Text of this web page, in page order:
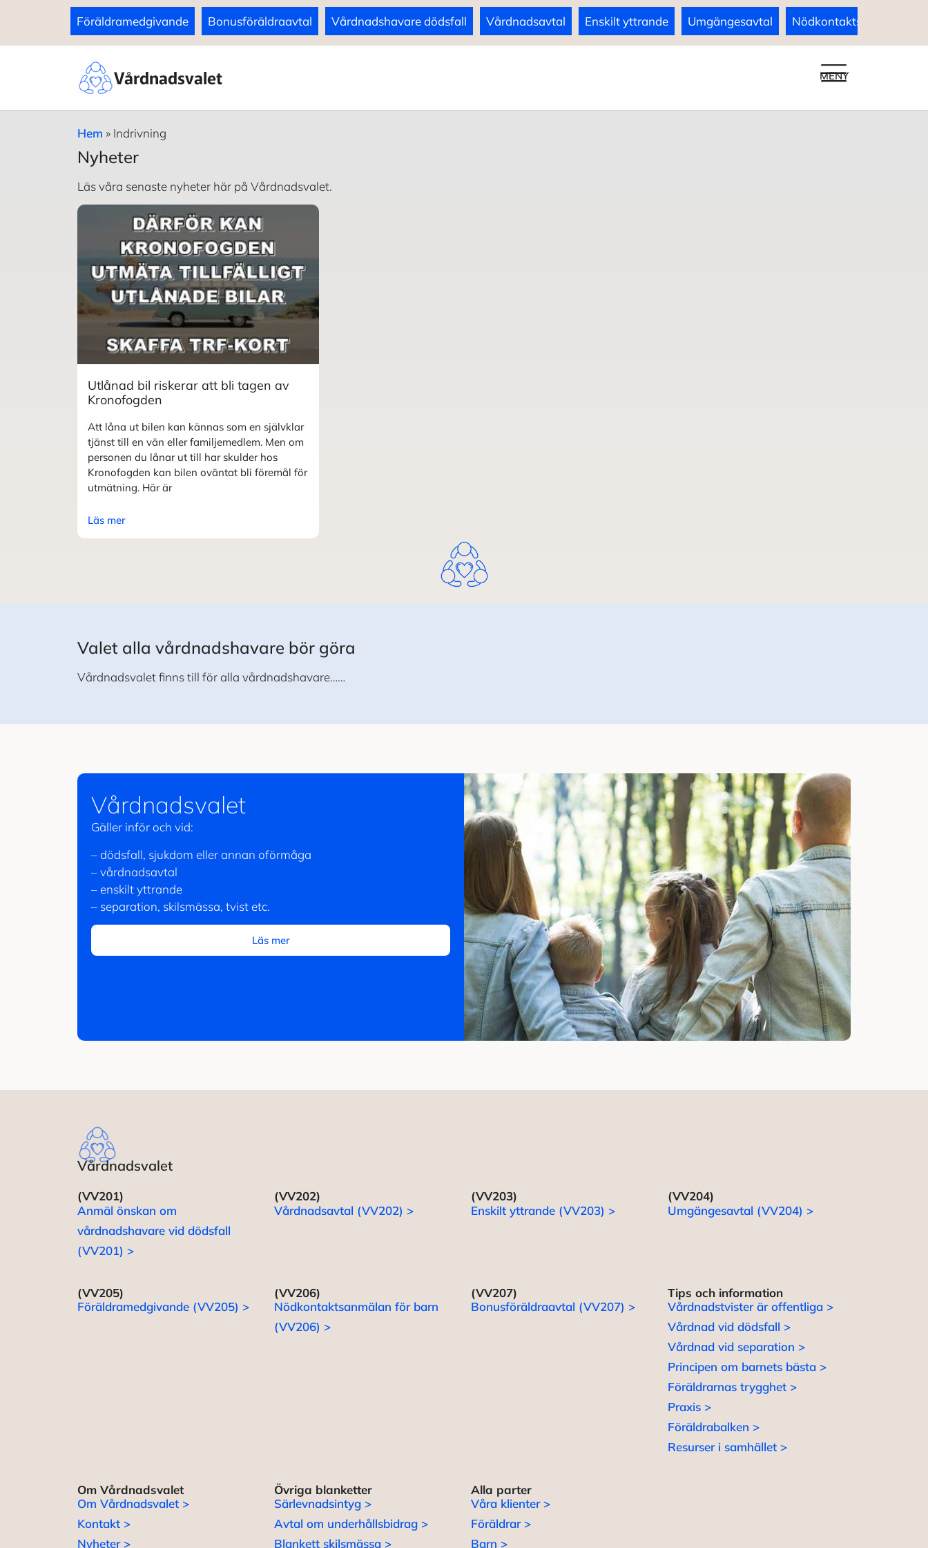
Föräldramedgivande Bonusföräldraavtal Vårdnadshavare dödsfall Vårdnadsavtal Enskilt yttrande Umgängesavtal Nödkontaktsanmälan
Vårdnadsvalet MENY
Hem » Indrivning
Nyheter
Läs våra senaste nyheter här på Vårdnadsvalet.
Utlånad bil riskerar att bli tagen av
Kronofogden
Att låna ut bilen kan kännas som en självklar
tjänst till en vän eller familjemedlem. Men om
personen du lånar ut till har skulder hos
Kronofogden kan bilen oväntat bli föremål för
utmätning. Här är
Läs mer
Valet alla vårdnadshavare bör göra
Vårdnadsvalet finns till för alla vårdnadshavare……
Vårdnadsvalet
Gäller inför och vid:
– dödsfall, sjukdom eller annan oförmåga
– vårdnadsavtal
– enskilt yttrande
– separation, skilsmässa, tvist etc.
Läs mer
Vårdnadsvalet
(VV201)
Anmäl önskan om
vårdnadshavare vid dödsfall
(VV201) >
(VV202)
Vårdnadsavtal (VV202) >
(VV203)
Enskilt yttrande (VV203) >
(VV204)
Umgängesavtal (VV204) >
(VV205)
Föräldramedgivande (VV205) >
(VV206)
Nödkontaktsanmälan för barn
(VV206) >
(VV207)
Bonusföräldraavtal (VV207) >
Tips och information
Vårdnadstvister är offentliga >
Vårdnad vid dödsfall >
Vårdnad vid separation >
Principen om barnets bästa >
Föräldrarnas trygghet >
Praxis >
Föräldrabalken >
Resurser i samhället >
Om Vårdnadsvalet
Om Vårdnadsvalet >
Kontakt >
Nyheter >
Övriga blanketter
Särlevnadsintyg >
Avtal om underhållsbidrag >
Blankett skilsmässa >
Alla parter
Våra klienter >
Föräldrar >
Barn >